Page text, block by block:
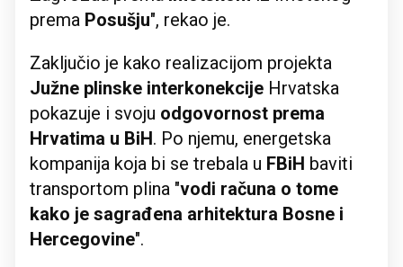
prema Posušju", rekao je.
Zaključio je kako realizacijom projekta
Južne plinske interkonekcije Hrvatska
pokazuje i svoju odgovornost prema
Hrvatima u BiH. Po njemu, energetska
kompanija koja bi se trebala u FBiH baviti
transportom plina "vodi računa o tome
kako je sagrađena arhitektura Bosne i
Hercegovine".